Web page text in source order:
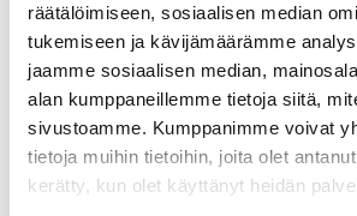
räätälöimiseen, sosiaalisen median
tukemiseen ja kävijämäärämme
jaamme sosiaalisen median,
alan kumppaneillemme tietoja siitä,
sivustoamme. Kumppanimme voivat
tietoja muihin tietoihin, joita olet
kerätty, kun olet käyttänyt heidän
NOKIA
Dassault Systèmes Finland